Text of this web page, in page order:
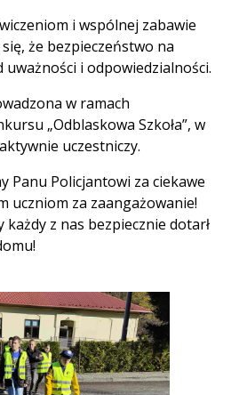
i wspólnej zabawie
że bezpieczeństwo na
uważności i odpowiedzialności.
w ramach
„Odblaskowa Szkoła”, w
uczestniczy.
Panu Policjantowi za ciekawe
uczniom za zaangażowanie!
każdy z nas bezpiecznie dotarł